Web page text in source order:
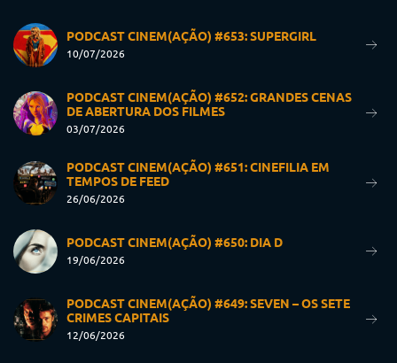
PODCAST CINEM(AÇÃO) #653: SUPERGIRL
10/07/2026
PODCAST CINEM(AÇÃO) #652: GRANDES CENAS
DE ABERTURA DOS FILMES
03/07/2026
PODCAST CINEM(AÇÃO) #651: CINEFILIA EM
TEMPOS DE FEED
26/06/2026
PODCAST CINEM(AÇÃO) #650: DIA D
19/06/2026
PODCAST CINEM(AÇÃO) #649: SEVEN – OS SETE
CRIMES CAPITAIS
12/06/2026